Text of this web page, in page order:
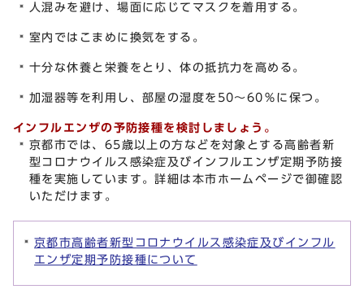
人混みを避け、場面に応じてマスクを着用する。
室内ではこまめに換気をする。
十分な休養と栄養をとり、体の抵抗力を高める。
加湿器等を利用し、部屋の湿度を50～60％に保つ。
インフルエンザの予防接種を検討しましょう。
京都市では、65歳以上の方などを対象とする高齢者新
型コロナウイルス感染症及びインフルエンザ定期予防接
種を実施しています。詳細は本市ホームページで御確認
いただけます。
京都市高齢者新型コロナウイルス感染症及びインフル
エンザ定期予防接種について